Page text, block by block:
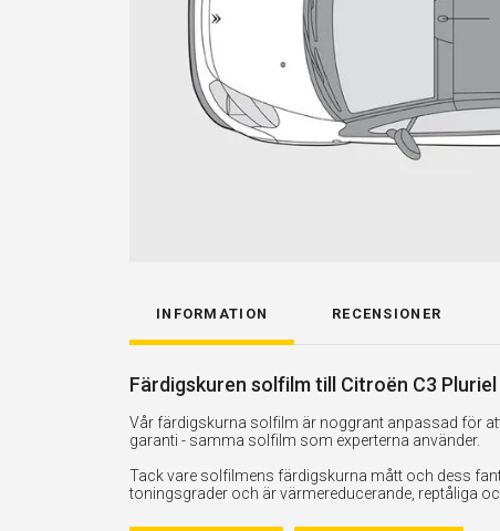
INFORMATION RECENSIONER
Färdigskuren solfilm till Citroën C3
Vår färdigskurna solfilm är noggrant anpassad för
garanti - samma solfilm som experterna använder.
Tack vare solfilmens färdigskurna mått och dess
toningsgrader och är värmereducerande, reptåliga